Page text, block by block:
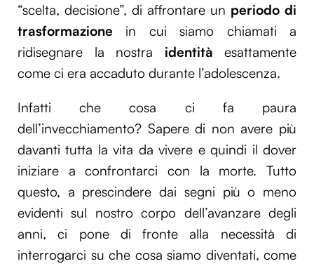
“scelta, decisione”, di affrontare un periodo di
trasformazione in cui siamo chiamati a
ridisegnare la nostra identità esattamente
come ci era accaduto durante l’adolescenza.
Infatti che cosa ci fa paura
dell’invecchiamento? Sapere di non avere più
davanti tutta la vita da vivere e quindi il dover
iniziare a confrontarci con la morte. Tutto
questo, a prescindere dai segni più o meno
evidenti sul nostro corpo dell’avanzare degli
anni, ci pone di fronte alla necessità di
interrogarci su che cosa siamo diventati, come